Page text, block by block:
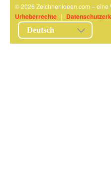
© 2026 ZeichnenIdeen.com – eine
Urheberrechte |
Deutsch